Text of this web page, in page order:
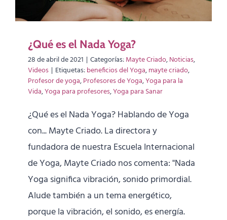
¿Qué es el Nada Yoga?
28 de abril de 2021 | Categorías:Mayte Criado,Noticias,
Videos | Etiquetas:beneficios del Yoga,mayte criado,
Profesor de yoga,Profesores de Yoga,Yoga para la
Vida,Yoga para profesores,Yoga para Sanar
¿Qué es el Nada Yoga? Hablando de Yoga
con... Mayte Criado. La directora y
fundadora de nuestra Escuela Internacional
de Yoga, Mayte Criado nos comenta: "Nada
Yoga significa vibración, sonido primordial.
Alude también a un tema energético,
porque la vibración, el sonido, es energía.